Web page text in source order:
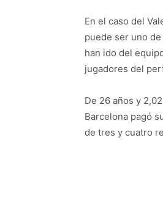
En el caso del
puede ser uno
han ido del
jugadores del
De 26 años y
Barcelona pagó
de tres y cuatro